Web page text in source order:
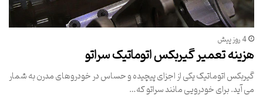
4 روز پیش
هزینه تعمیر گیربکس اتوماتیک سراتو
گیربکس اتوماتیک یکی از اجزای پیچیده و حساس در خودروهای مدرن به شمار
می آید. برای خودرویی مانند سراتو که…